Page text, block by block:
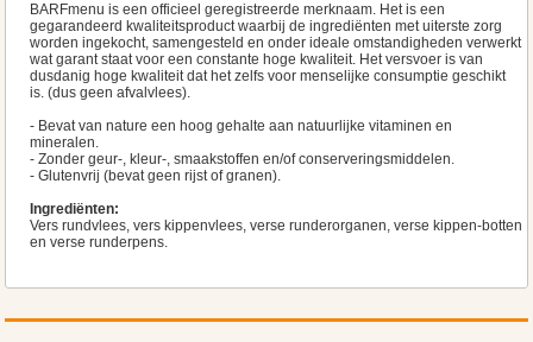
BARFmenu is een officieel geregistreerde merknaam. Het is een
gegarandeerd kwaliteitsproduct waarbij de ingrediënten met uiterste zorg
worden ingekocht, samengesteld en onder ideale omstandigheden verwerkt
wat garant staat voor een constante hoge kwaliteit. Het versvoer is van
dusdanig hoge kwaliteit dat het zelfs voor menselijke consumptie geschikt
is. (dus geen afvalvlees).
- Bevat van nature een hoog gehalte aan natuurlijke vitaminen en
mineralen.
- Zonder geur-, kleur-, smaakstoffen en/of conserveringsmiddelen.
- Glutenvrij (bevat geen rijst of granen).
Ingrediënten:
Vers rundvlees, vers kippenvlees, verse runderorganen, verse kippen-botten
en verse runderpens.